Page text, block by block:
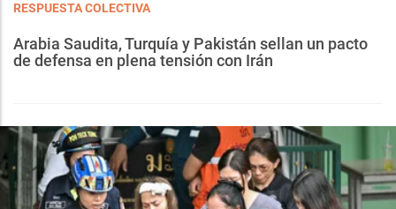
RESPUESTA COLECTIVA
Arabia Saudita, Turquía y Pakistán sellan un pacto
de defensa en plena tensión con Irán